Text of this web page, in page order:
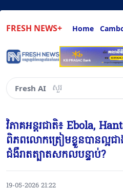
FRESH NEWS+ Home
Fresh AI សួរអ្វីៗគ្រប់យ៉ាងដែល
វិភាគអន្តរជាតិ៖ Ebola,
ពិភពលោកត្រៀមខ្លួនបានល្អជ
ជំងឺរាតត្បាតសកលបន្ទាប់?
19-05-2026 21:22